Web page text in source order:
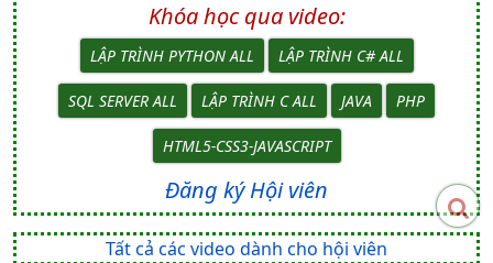
Khóa học qua video:
LẬP TRÌNH PYTHON ALL LẬP TRÌNH C# ALL
SQL SERVER ALL LẬP TRÌNH C ALL JAVA PHP
HTML5-CSS3-JAVASCRIPT
Đăng ký Hội viên
Tất cả các video dành cho hội viên